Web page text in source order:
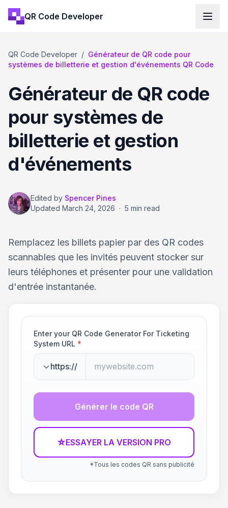
QR Code Developer
QR Code Developer / Générateur de QR code pour
systèmes de billetterie et gestion d'événements QR Code
Générateur de QR code
pour systèmes de
billetterie et gestion
d'événements
Edited by Spencer Pines
Updated March 24, 2026 · 5 min read
Remplacez les billets papier par des QR codes
scannables que les invités peuvent stocker sur
leurs téléphones et présenter pour une validation
d'entrée instantanée.
Enter your QR Code Generator For Ticketing
System URL *
https://
Générer le code QR
☆ESSAYER LA VERSION PRO
*Tous les codes QR sans publicité